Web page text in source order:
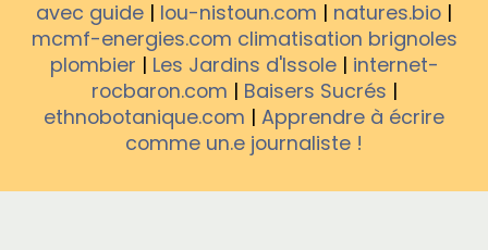
avec guide | lou-nistoun.com | natures.bio |
mcmf-energies.com climatisation brignoles
plombier | Les Jardins d'Issole| internet-
rocbaron.com | Baisers Sucrés |
ethnobotanique.com | Apprendre à écrire
comme un.e journaliste !